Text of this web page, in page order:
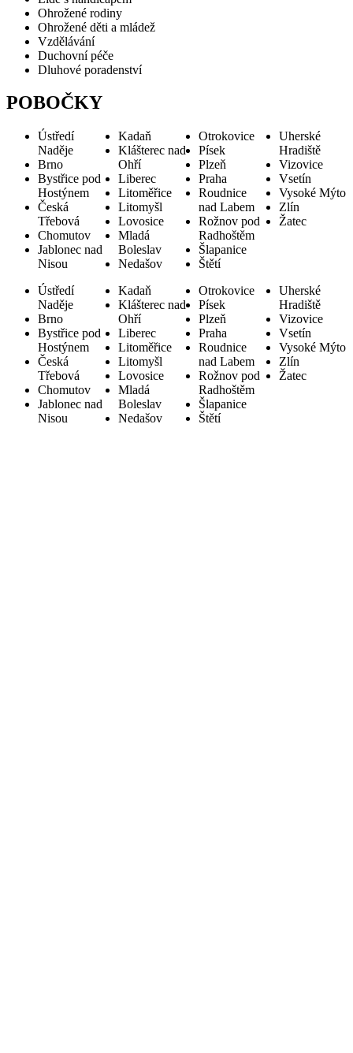
Ohrožené rodiny
Ohrožené děti a mládež
Vzdělávání
Duchovní péče
Dluhové poradenství
POBOČKY
Ústředí
Naděje
Brno
Bystřice pod
Hostýnem
Česká
Třebová
Chomutov
Jablonec nad
Nisou
Kadaň
Klášterec nad
Ohří
Liberec
Litoměřice
Litomyšl
Lovosice
Mladá
Boleslav
Nedašov
Otrokovice
Písek
Plzeň
Praha
Roudnice
nad Labem
Rožnov pod
Radhoštěm
Šlapanice
Štětí
Uherské
Hradiště
Vizovice
Vsetín
Vysoké Mýto
Zlín
Žatec
Ústředí
Naděje
Brno
Bystřice pod
Hostýnem
Česká
Třebová
Chomutov
Jablonec nad
Nisou
Kadaň
Klášterec nad
Ohří
Liberec
Litoměřice
Litomyšl
Lovosice
Mladá
Boleslav
Nedašov
Otrokovice
Písek
Plzeň
Praha
Roudnice
nad Labem
Rožnov pod
Radhoštěm
Šlapanice
Štětí
Uherské
Hradiště
Vizovice
Vsetín
Vysoké Mýto
Zlín
Žatec